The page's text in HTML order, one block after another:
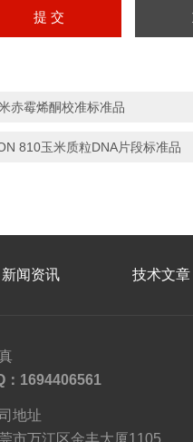
赤霉烯酮校准标准品
810玉米质粒DNA片段标准品
新闻资讯 技术文章
：1694406561
地址
市万江区金丰大厦1105